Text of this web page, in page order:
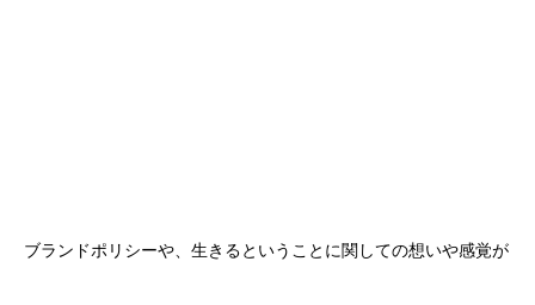
ブランドポリシーや、生きるということに関しての想いや感覚が